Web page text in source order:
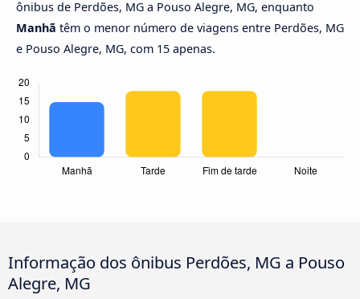
ônibus de Perdões, MG a Pouso Alegre, MG, enquanto
Manhã têm o menor número de viagens entre Perdões, MG
e Pouso Alegre, MG, com 15 apenas.
Informação dos ônibus Perdões, MG a Pouso
Alegre, MG